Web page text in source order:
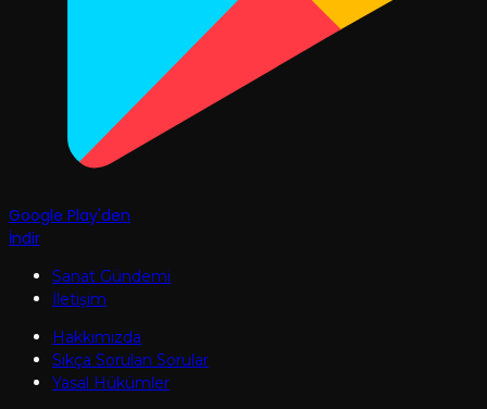
Google Play'den
İndir
Sanat Gündemi
İletişim
Hakkımızda
Sıkça Sorulan Sorular
Yasal Hükümler